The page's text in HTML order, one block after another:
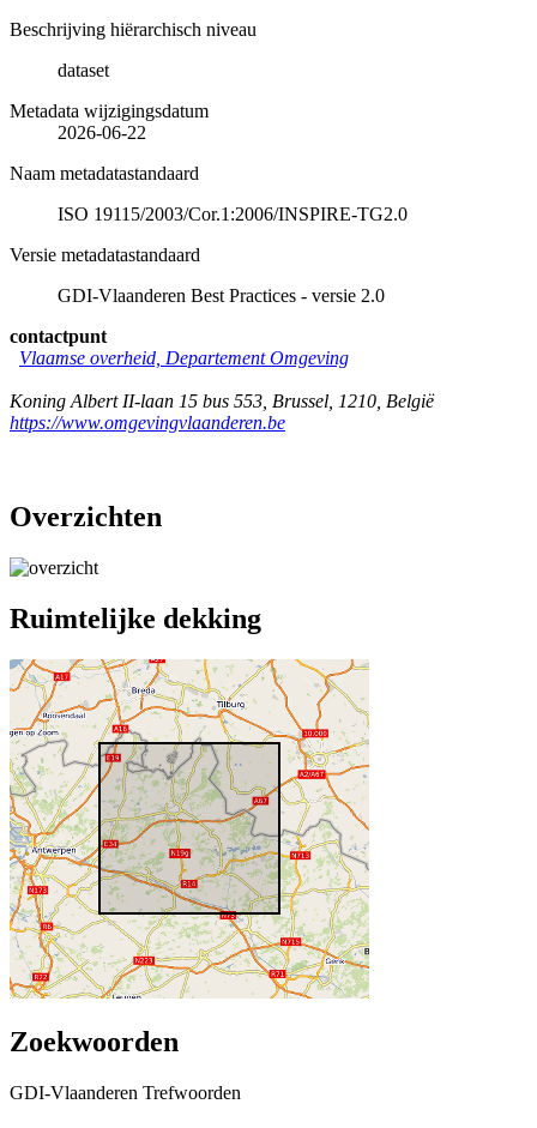
Beschrijving hiërarchisch niveau
dataset
Metadata wijzigingsdatum
2026-06-22
Naam metadatastandaard
ISO 19115/2003/Cor.1:2006/INSPIRE-TG2.0
Versie metadatastandaard
GDI-Vlaanderen Best Practices - versie 2.0
contactpunt
Vlaamse overheid, Departement Omgeving
Koning Albert II-laan 15 bus 553 Brussel 1210 België
https://www.omgevingvlaanderen.be
Overzichten
Ruimtelijke dekking
Zoekwoorden
GDI-Vlaanderen Trefwoorden